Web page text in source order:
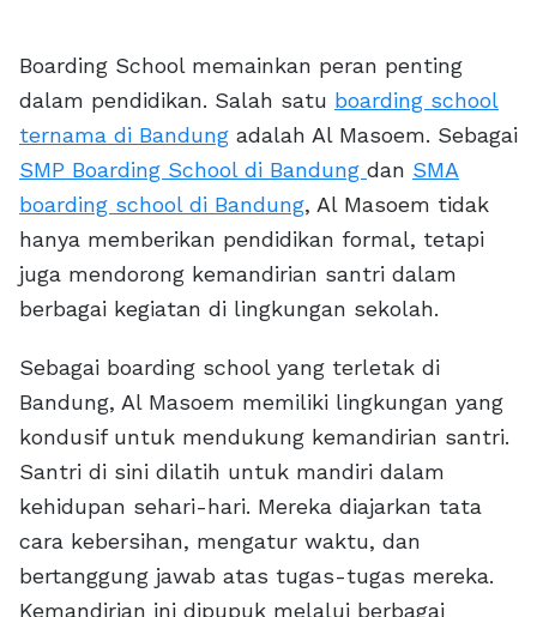
Boarding School memainkan peran penting
dalam pendidikan. Salah satu boarding school
ternama di Bandung adalah Al Masoem. Sebagai
SMP Boarding School di Bandung dan SMA
boarding school di Bandung, Al Masoem tidak
hanya memberikan pendidikan formal, tetapi
juga mendorong kemandirian santri dalam
berbagai kegiatan di lingkungan sekolah.
Sebagai boarding school yang terletak di
Bandung, Al Masoem memiliki lingkungan yang
kondusif untuk mendukung kemandirian santri.
Santri di sini dilatih untuk mandiri dalam
kehidupan sehari-hari. Mereka diajarkan tata
cara kebersihan, mengatur waktu, dan
bertanggung jawab atas tugas-tugas mereka.
Kemandirian ini dipupuk melalui berbagai